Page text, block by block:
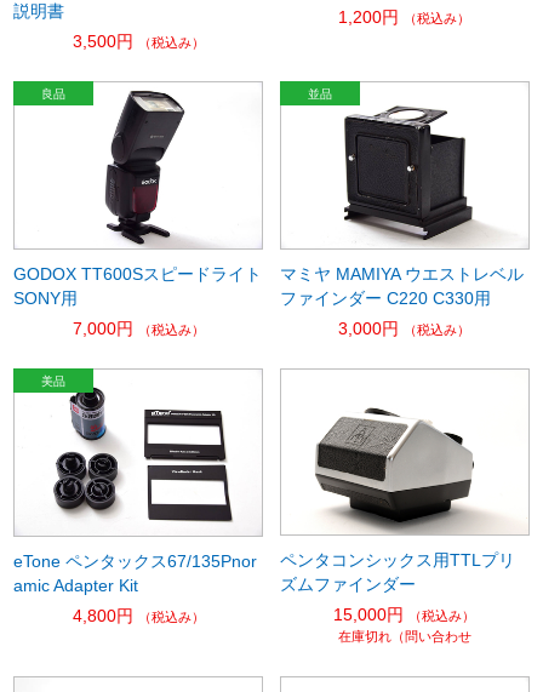
説明書
3,500円
（税込み）
1,200円
（税込み）
GODOX TT600Sスピードライト
SONY用
7,000円
（税込み）
マミヤ MAMIYA ウエストレベル
ファインダー C220 C330用
3,000円
（税込み）
eTone ペンタックス67/135Pnor
amic Adapter Kit
4,800円
（税込み）
ペンタコンシックス用TTLプリ
ズムファインダー
15,000円
（税込み）
在庫切れ（問い合わせ